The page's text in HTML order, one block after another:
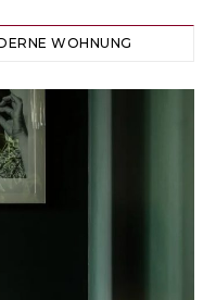
WOHNUNG